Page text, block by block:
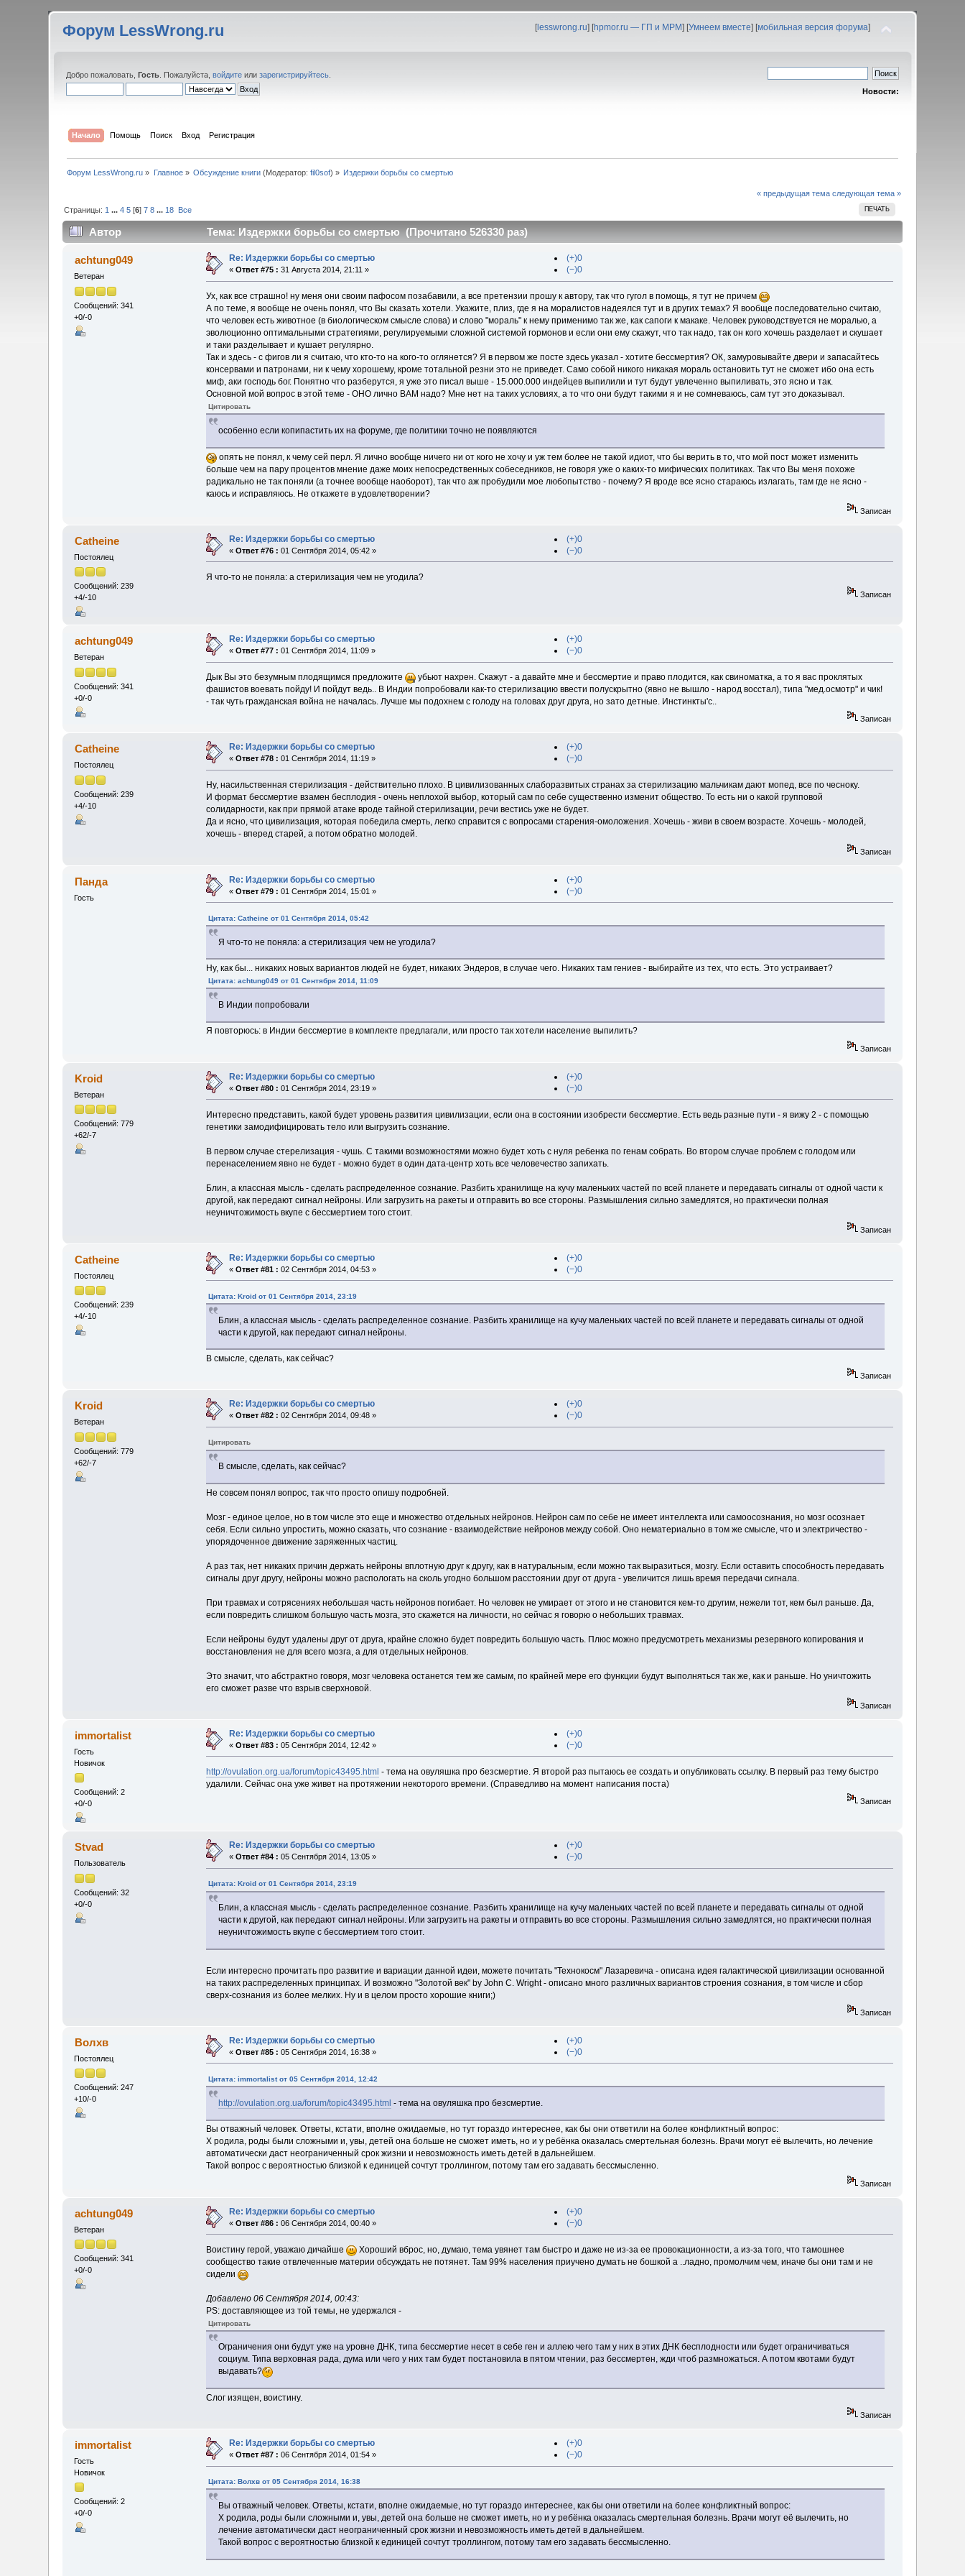
Форум LessWrong.ru [lesswrong.ru] [hpmor.ru — ГП и МРМ] [Умнеем вместе] [мобильная версия форума]
Добро пожаловать,Гость . Пожалуйста,войдите илизарегистрируйтесь
Новости:
Начало Помощь Поиск Вход Регистрация
Форум LessWrong.ru » Главное» Обсуждение книги (Модератор:fil0sof) » Издержки борьбы со смертью
« предыдущая тема следующая тема »
ПЕЧАТЬ
Страницы: 1 ...4 5 [6]7 8 ... 18 Все
Автор Тема: Издержки борьбы со смертью (Прочитано 526330 раз)
achtung049
Ветеран
Сообщений: 341
+0/-0
Re: Издержки борьбы со смертью
«Ответ #75 : 31 Августа 2014, 21:11 »
(+)0
(−)0
Ух, как все страшно! ну меня они своим пафосом позабавили, а все претензии прошу к автору, так что гугол в помощь, я тут не причем
А по теме, я вообще не очень понял, что Вы сказать хотели. Укажите, плиз, где я на моралистов надеялся тут и в других темах? Я вообще последовательно считаю,
что человек есть животное (в биологическом смысле слова) и слово "мораль" к нему применимо так же, как сапоги к макаке. Человек руководствуется не моралью, а
эволюционно оптимальными стратегиями, регулируемыми сложной системой гормонов и если они ему скажут, что так надо, так он кого хочешь разделает и скушает
и таки разделывает и кушает регулярно.
Так и здесь - с фигов ли я считаю, что кто-то на кого-то оглянется? Я в первом же посте здесь указал - хотите бессмертия? ОК, замуровывайте двери и запасайтесь
консервами и патронами, ни к чему хорошему, кроме тотальной резни это не приведет. Само собой никого никакая мораль остановить тут не сможет ибо она есть
миф, аки господь бог. Понятно что разберутся, я уже это писал выше - 15.000.000 индейцев выпилили и тут будут увлеченно выпиливать, это ясно и так.
Основной мой вопрос в этой теме - ОНО лично ВАМ надо? Мне нет на таких условиях, а то что они будут такими я и не сомневаюсь, сам тут это доказывал.
Цитировать
особенно если копипастить их на форуме, где политики точно не появляются
опять не понял, к чему сей перл. Я лично вообще ничего ни от кого не хочу и уж тем более не такой идиот, что бы верить в то, что мой пост может изменить
больше чем на пару процентов мнение даже моих непосредственных собеседников, не говоря уже о каких-то мифических политиках. Так что Вы меня похоже
радикально не так поняли (а точнее вообще наоборот), так что аж пробудили мое любопытство - почему? Я вроде все ясно стараюсь излагать, там где не ясно -
каюсь и исправляюсь. Не откажете в удовлетворении?
Записан
Catheine
Постоялец
Сообщений: 239
+4/-10
Re: Издержки борьбы со смертью
«Ответ #76 : 01 Сентября 2014, 05:42 »
(+)0
(−)0
Я что-то не поняла: а стерилизация чем не угодила?
Записан
achtung049
Ветеран
Сообщений: 341
+0/-0
Re: Издержки борьбы со смертью
«Ответ #77 : 01 Сентября 2014, 11:09 »
(+)0
(−)0
Дык Вы это безумным плодящимся предложите
убьют нахрен. Скажут - а давайте мне и бессмертие и право плодится, как свиноматка, а то я вас проклятых
фашистов воевать пойду! И пойдут ведь.. В Индии попробовали как-то стерилизацию ввести полускрытно (явно не вышло - народ восстал), типа "мед.осмотр" и чик!
- так чуть гражданская война не началась. Лучше мы подохнем с голоду на головах друг друга, но зато детные. Инстинкты'с..
Записан
Catheine
Постоялец
Сообщений: 239
+4/-10
Re: Издержки борьбы со смертью
«Ответ #78 : 01 Сентября 2014, 11:19 »
(+)0
(−)0
Ну, насильственная стерилизация - действительно плохо. В цивилизованных слаборазвитых странах за стерилизацию мальчикам дают мопед, все по чесноку.
И формат бессмертие взамен бесплодия - очень неплохой выбор, который сам по себе существенно изменит общество. То есть ни о какой групповой
солидарности, как при прямой атаке вроде тайной стерилизации, речи вестись уже не будет.
Да и ясно, что цивилизация, которая победила смерть, легко справится с вопросами старения-омоложения. Хочешь - живи в своем возрасте. Хочешь - молодей,
хочешь - вперед старей, а потом обратно молодей.
Записан
Панда
Гость
Re: Издержки борьбы со смертью
«Ответ #79 : 01 Сентября 2014, 15:01 »
(+)0
(−)0
Цитата: Catheine от 01 Сентября 2014, 05:42
Я что-то не поняла: а стерилизация чем не угодила?
Ну, как бы... никаких новых вариантов людей не будет, никаких Эндеров, в случае чего. Никаких там гениев - выбирайте из тех, что есть. Это устраивает?
Цитата: achtung049 от 01 Сентября 2014, 11:09
В Индии попробовали
Я повторюсь: в Индии бессмертие в комплекте предлагали, или просто так хотели население выпилить?
Записан
Kroid
Ветеран
Сообщений: 779
+62/-7
Re: Издержки борьбы со смертью
«Ответ #80 : 01 Сентября 2014, 23:19 »
(+)0
(−)0
Интересно представить, какой будет уровень развития цивилизации, если она в состоянии изобрести бессмертие. Есть ведь разные пути - я вижу 2 - с помощью
генетики замодифицировать тело или выгрузить сознание.
В первом случае стерелизация - чушь. С такими возможностями можно будет хоть с нуля ребенка по генам собрать. Во втором случае проблем с голодом или
перенаселением явно не будет - можно будет в один дата-центр хоть все человечество запихать.
Блин, а классная мысль - сделать распределенное сознание. Разбить хранилище на кучу маленьких частей по всей планете и передавать сигналы от одной части к
другой, как передают сигнал нейроны. Или загрузить на ракеты и отправить во все стороны. Размышления сильно замедлятся, но практически полная
неуничтожимость вкупе с бессмертием того стоит.
Записан
Catheine
Постоялец
Сообщений: 239
+4/-10
Re: Издержки борьбы со смертью
«Ответ #81 : 02 Сентября 2014, 04:53 »
(+)0
(−)0
Цитата: Kroid от 01 Сентября 2014, 23:19
Блин, а классная мысль - сделать распределенное сознание. Разбить хранилище на кучу маленьких частей по всей планете и передавать сигналы от одной
части к другой, как передают сигнал нейроны.
В смысле, сделать, как сейчас?
Записан
Kroid
Ветеран
Сообщений: 779
+62/-7
Re: Издержки борьбы со смертью
«Ответ #82 : 02 Сентября 2014, 09:48 »
(+)0
(−)0
Цитировать
В смысле, сделать, как сейчас?
Не совсем понял вопрос, так что просто опишу подробней.
Мозг - единое целое, но в том числе это еще и множество отдельных нейронов. Нейрон сам по себе не имеет интеллекта или самоосознания, но мозг осознает
себя. Если сильно упростить, можно сказать, что сознание - взаимодействие нейронов между собой. Оно нематериально в том же смысле, что и электричество -
упорядоченное движение заряженных частиц.
А раз так, нет никаких причин держать нейроны вплотную друг к другу, как в натуральным, если можно так выразиться, мозгу. Если оставить способность передавать
сигналы друг другу, нейроны можно распологать на сколь угодно большом расстоянии друг от друга - увеличится лишь время передачи сигнала.
При травмах и сотрясениях небольшая часть нейронов погибает. Но человек не умирает от этого и не становится кем-то другим, нежели тот, кем был раньше. Да,
если повредить слишком большую часть мозга, это скажется на личности, но сейчас я говорю о небольших травмах.
Если нейроны будут удалены друг от друга, крайне сложно будет повредить большую часть. Плюс можно предусмотреть механизмы резервного копирования и
восстановления не для всего мозга, а для отдельных нейронов.
Это значит, что абстрактно говоря, мозг человека останется тем же самым, по крайней мере его функции будут выполняться так же, как и раньше. Но уничтожить
его сможет разве что взрыв сверхновой.
Записан
immortalist
Гость
Новичок
Сообщений: 2
+0/-0
Re: Издержки борьбы со смертью
«Ответ #83 : 05 Сентября 2014, 12:42 »
(+)0
(−)0
http://ovulation.org.ua/forum/topic43495.html - тема на овуляшка про безсмертие. Я второй раз пытаюсь ее создать и опубликовать ссылку. В первый раз тему быстро
удалили. Сейчас она уже живет на протяжении некоторого времени. (Справедливо на момент написания поста)
Записан
Stvad
Пользователь
Сообщений: 32
+0/-0
Re: Издержки борьбы со смертью
«Ответ #84 : 05 Сентября 2014, 13:05 »
(+)0
(−)0
Цитата: Kroid от 01 Сентября 2014, 23:19
Блин, а классная мысль - сделать распределенное сознание. Разбить хранилище на кучу маленьких частей по всей планете и передавать сигналы от одной
части к другой, как передают сигнал нейроны. Или загрузить на ракеты и отправить во все стороны. Размышления сильно замедлятся, но практически полная
неуничтожимость вкупе с бессмертием того стоит.
Если интересно прочитать про развитие и вариации данной идеи, можете почитать "Технокосм" Лазаревича - описана идея галактической цивилизации основанной
на таких распределенных принципах. И возможно "Золотой век" by John C. Wright - описано много различных вариантов строения сознания, в том числе и сбор
сверх-сознания из более мелких. Ну и в целом просто хорошие книги;)
Записан
Волхв
Постоялец
Сообщений: 247
+10/-0
Re: Издержки борьбы со смертью
«Ответ #85 : 05 Сентября 2014, 16:38 »
(+)0
(−)0
Цитата: immortalist от 05 Сентября 2014, 12:42
http://ovulation.org.ua/forum/topic43495.html - тема на овуляшка про безсмертие.
Вы отважный человек. Ответы, кстати, вполне ожидаемые, но тут гораздо интереснее, как бы они ответили на более конфликтный вопрос:
Х родила, роды были сложными и, увы, детей она больше не сможет иметь, но и у ребёнка оказалась смертельная болезнь. Врачи могут её вылечить, но лечение
автоматически даст неограниченный срок жизни и невозможность иметь детей в дальнейшем.
Такой вопрос с вероятностью близкой к единицей сочтут троллингом, потому там его задавать бессмысленно.
Записан
achtung049
Ветеран
Сообщений: 341
+0/-0
Re: Издержки борьбы со смертью
«Ответ #86 : 06 Сентября 2014, 00:40 »
(+)0
(−)0
Воистину герой, уважаю дичайше
Хороший вброс, но, думаю, тема увянет там быстро и даже не из-за ее провокационности, а из-за того, что тамошнее
сообщество такие отвлеченные материи обсуждать не потянет. Там 99% населения приучено думать не бошкой а ..ладно, промолчим чем, иначе бы они там и не
сидели
Добавлено 06 Сентября 2014, 00:43:
PS: доставляющее из той темы, не удержался -
Цитировать
Ограничения они будут уже на уровне ДНК, типа бессмертие несет в себе ген и аллею чего там у них в этих ДНК бесплодности или будет ограничиваться
социум. Типа верховная рада, дума или чего у них там будет постановила в пятом чтении, раз бессмертен, жди чтоб размножаться. А потом квотами будут
выдавать?
Слог изящен, воистину.
Записан
immortalist
Гость
Новичок
Сообщений: 2
+0/-0
Re: Издержки борьбы со смертью
«Ответ #87 : 06 Сентября 2014, 01:54 »
(+)0
(−)0
Цитата: Волхв от 05 Сентября 2014, 16:38
Вы отважный человек. Ответы, кстати, вполне ожидаемые, но тут гораздо интереснее, как бы они ответили на более конфликтный вопрос:
Х родила, роды были сложными и, увы, детей она больше не сможет иметь, но и у ребёнка оказалась смертельная болезнь. Врачи могут её вылечить, но
лечение автоматически даст неограниченный срок жизни и невозможность иметь детей в дальнейшем.
Такой вопрос с вероятностью близкой к единицей сочтут троллингом, потому там его задавать бессмысленно.